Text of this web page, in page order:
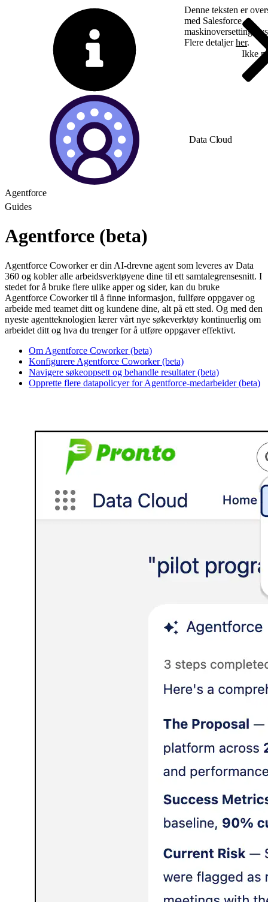
Denne teksten er
med Salesforce
Flere detaljerher.
Ikke
Data Cloud
Agentforce
Guides
Agentforce (beta)
Agentforce Coworker er din AI-drevne agent som leveres av Data
360 og kobler alle arbeidsverktøyene dine til ett samtalegrensesnitt. I
stedet for å bruke flere ulike apper og sider, kan du bruke
Agentforce Coworker til å finne informasjon, fullføre oppgaver og
arbeide med teamet ditt og kundene dine, alt på ett sted. Og med den
nyeste agentteknologien lærer vårt nye søkeverktøy kontinuerlig om
arbeidet ditt og hva du trenger for å utføre oppgaver effektivt.
Om Agentforce Coworker (beta)
Konfigurere Agentforce Coworker (beta)
Navigere søkeoppsett og behandle resultater (beta)
Opprette flere datapolicyer for Agentforce-medarbeider (beta)